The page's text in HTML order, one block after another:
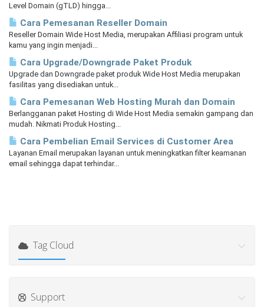
Level Domain (gTLD) hingga...
Cara Pemesanan Reseller Domain
Reseller Domain Wide Host Media, merupakan Affiliasi program untuk
kamu yang ingin menjadi...
Cara Upgrade/Downgrade Paket Produk
Upgrade dan Downgrade paket produk Wide Host Media merupakan
fasilitas yang disediakan untuk...
Cara Pemesanan Web Hosting Murah dan Domain
Berlangganan paket Hosting di Wide Host Media semakin gampang dan
mudah. Nikmati Produk Hosting...
Cara Pembelian Email Services di Customer Area
Layanan Email merupakan layanan untuk meningkatkan filter keamanan
email sehingga dapat terhindar...
Tag Cloud
Support